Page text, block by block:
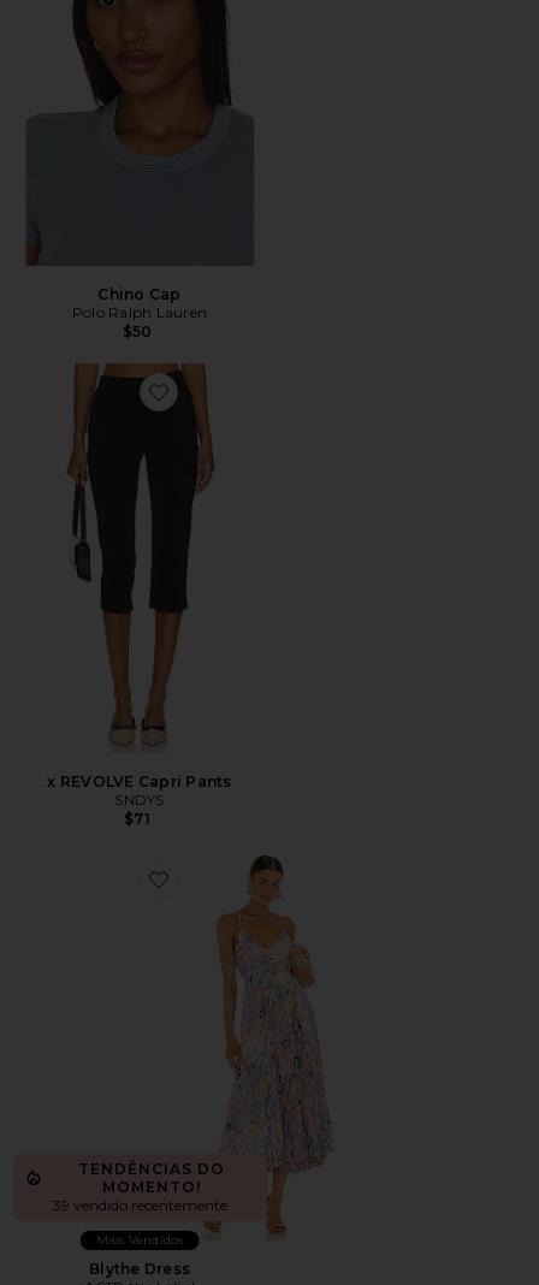
Chino Cap
Polo Ralph Lauren
$50
Favorite x REVOLVE Capri Pants
x REVOLVE Capri Pants
SNDYS
$71
Favorite Blythe Dress
TENDÊNCIAS DO
MOMENTO!
39 vendido recentemente
Mais Vendidos
Blythe Dress